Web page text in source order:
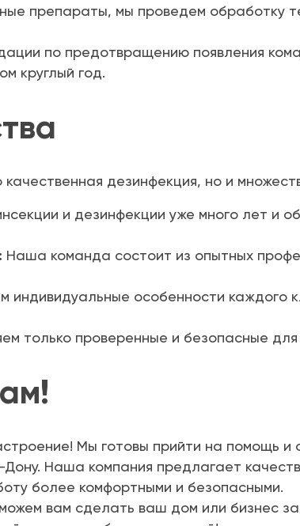
препараты, мы проведем обработку
по предотвращению появления
круглый год.
дезинфекция, но и
и дезинфекции уже много лет и
Наша команда состоит из опытных
индивидуальные особенности каждого
только проверенные и безопасные
Мы готовы прийти на помощь и
Наша компания предлагает
более комфортными и безопасными.
вам сделать ваш дом или бизнес